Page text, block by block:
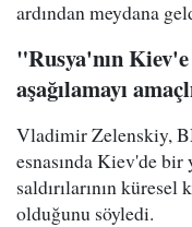
ardından meydana
"Rusya'nın
aşağılamayı
Vladimir Zelenskiy,
esnasında Kiev'de
saldırılarının
olduğunu söyledi.